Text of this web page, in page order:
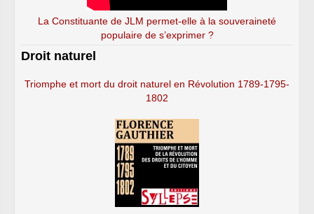
La Constituante de JLM permet-elle à la souveraineté
populaire de s’exprimer ?
Droit naturel
Triomphe et mort du droit naturel en Révolution 1789-1795-
1802